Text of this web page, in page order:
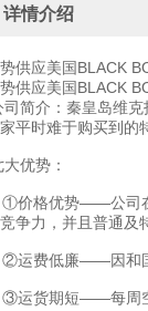
详情介绍
供应美国BLACK
供应美国BLACK
司简介：秦皇岛维
平时难于购买到的
大优势：
格优势——公司在
争力，并且普通及
费低廉——因和国
运货期短——每周空